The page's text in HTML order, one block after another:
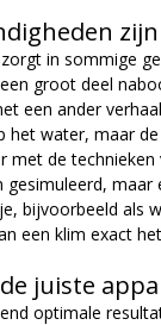
in sommige
groot deel
een ander
het water, maar
met de
gesimuleerd,
bijvoorbeeld als
een klim exact
juiste
optimale